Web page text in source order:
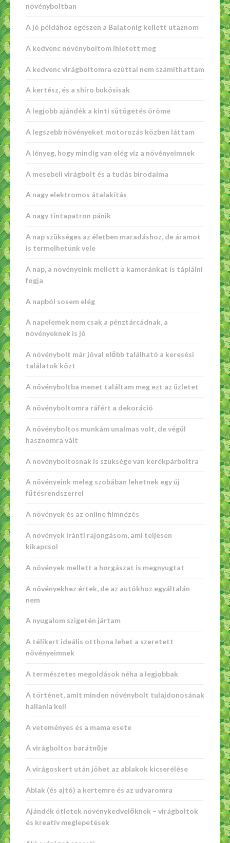
növényboltban
A jó példához egészen a Balatonig kellett utaznom
A kedvenc növényboltom ihletett meg
A kedvenc virágboltomra ezúttal nem számíthattam
A kertész, és a shiro bukósisak
A legjobb ajándék a kinti sütögetés öröme
A legszebb növényeket motorozás közben láttam
A lényeg, hogy mindig van elég víz a növényeimnek
A mesebeli virágbolt és a tudás birodalma
A nagy elektromos átalakítás
A nagy tintapatron pánik
A nap szükséges az életben maradáshoz, de áramot
is termelhetünk vele
A nap, a növényeink mellett a kameránkat is táplálni
fogja
A napból sosem elég
A napelemek nem csak a pénztárcádnak, a
növényeknek is jó
A növénybolt már jóval előbb található a keresési
találatok közt
A növényboltba menet találtam meg ezt az üzletet
A növényboltomra ráfért a dekoráció
A növényboltos munkám unalmas volt, de végül
hasznomra vált
A növényboltosnak is szüksége van kerékpárboltra
A növényeink meleg szobában lehetnek egy új
fűtésrendszerrel
A növények és az online filmnézés
A növények iránti rajongásom, ami teljesen
kikapcsol
A növények mellett a horgászat is megnyugtat
A növényekhez értek, de az autókhoz egyáltalán
nem
A nyugalom szigetén jártam
A télikert ideális otthona lehet a szeretett
növényeimnek
A természetes megoldások néha a legjobbak
A történet, amit minden növénybolt tulajdonosának
hallania kell
A veteményes és a mama esete
A virágboltos barátnője
A virágoskert után jöhet az ablakok kicserélése
Ablak (és ajtó) a kertemre és az udvaromra
Ajándék ötletek növénykedvelőknek – virágboltok
és kreatív meglepetések